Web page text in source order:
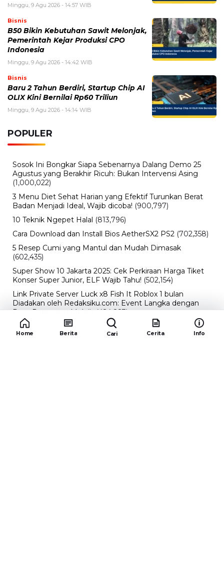
Minggu, 9 Agu 2026 - 14:57 WIB
Bisnis
B50 Bikin Kebutuhan Sawit Melonjak,
Pemerintah Kejar Produksi CPO
Indonesia
Minggu, 9 Agu 2026 - 14:42 WIB
Bisnis
Baru 2 Tahun Berdiri, Startup Chip AI
OLIX Kini Bernilai Rp60 Triliun
Minggu, 9 Agu 2026 - 14:14 WIB
POPULER
Sosok Ini Bongkar Siapa Sebenarnya Dalang Demo 25
Agustus yang Berakhir Ricuh: Bukan Intervensi Asing
(1,000,022)
3 Menu Diet Sehat Harian yang Efektif Turunkan Berat
Badan Menjadi Ideal, Wajib dicoba! (900,797)
10 Teknik Ngepet Halal (813,796)
Cara Download dan Install Bios AetherSX2 PS2 (702,358)
5 Resep Cumi yang Mantul dan Mudah Dimasak
(602,435)
Super Show 10 Jakarta 2025: Cek Perkiraan Harga Tiket
Konser Super Junior, ELF Wajib Tahu! (502,154)
Link Private Server Luck x8 Fish It Roblox 1 bulan
Diadakan oleh Redaksiku.com: Event Langka dengan
Drop Rate yang Melejit (424,823)
10 Film Indonesia Tayang November 2024, Ada Film
Wulan Guritno! (352,097)
Home Berita Cari Cerita Info